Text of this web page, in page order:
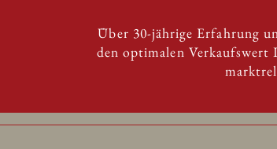
Über 30-jährige Erfahrung
den optimalen